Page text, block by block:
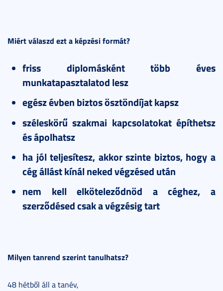
Miért válaszd ezt a képzési formát?
friss diplomásként több éves
munkatapasztalatod lesz
egész évben biztos ösztöndíjat kapsz
széleskörű szakmai kapcsolatokat építhetsz
és ápolhatsz
ha jól teljesítesz, akkor szinte biztos, hogy a
cég állást kínál neked végzésed után
nem kell elköteleződnöd a céghez, a
szerződésed csak a végzésig tart
Milyen tanrend szerint tanulhatsz?
48 hétből áll a tanév,